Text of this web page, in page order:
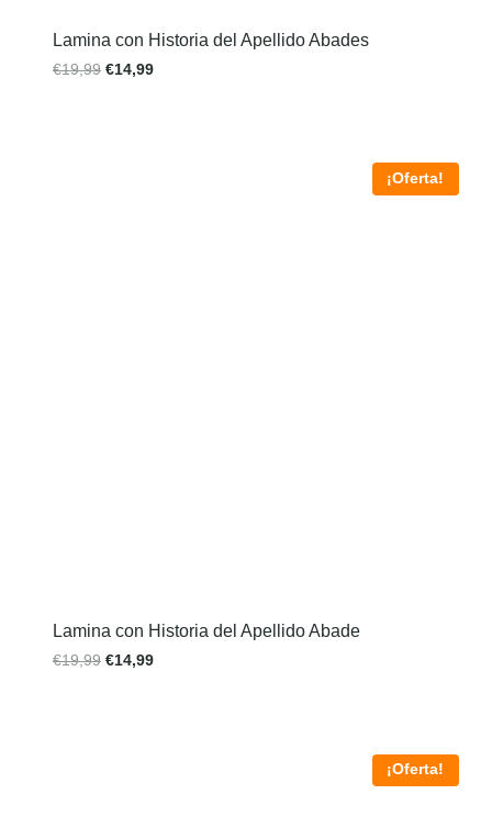
Lamina con Historia del Apellido Abades
€19,99 €14,99
¡Oferta!
Lamina con Historia del Apellido Abade
€19,99 €14,99
¡Oferta!